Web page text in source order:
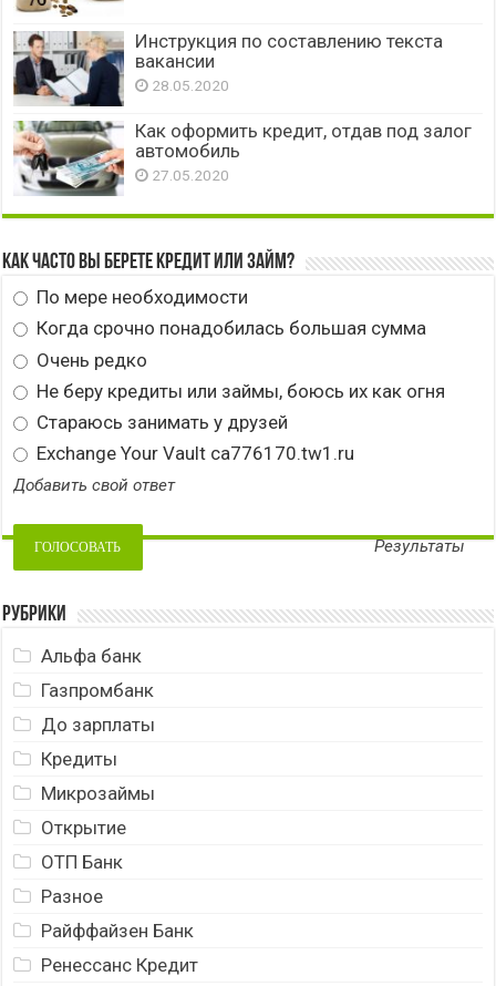
Инструкция по составлению текста
вакансии
28.05.2020
Как оформить кредит, отдав под залог
автомобиль
27.05.2020
Как часто вы берете кредит или займ?
По мере необходимости
Когда срочно понадобилась большая сумма
Очень редко
Не беру кредиты или займы, боюсь их как огня
Стараюсь занимать у друзей
Exchange Your Vault ca776170.tw1.ru
Добавить свой ответ
Результаты
Рубрики
Альфа банк
Газпромбанк
До зарплаты
Кредиты
Микрозаймы
Открытие
ОТП Банк
Разное
Райффайзен Банк
Ренессанс Кредит